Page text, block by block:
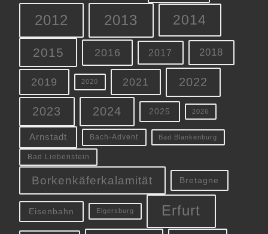
2012 2013 2014
2015 2016 2017 2018
2019 2020 2021 2022
2023 2024 2025 2026
Arnstadt Bach-Advent Bad Blankenburg
Bad Liebenstein
Borkenkäferkalamität Bretagne
Eisenbahn Elgersburg Erfurt